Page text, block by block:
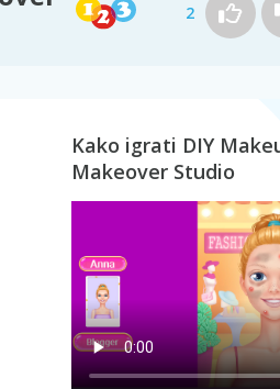
2
Kako igrati DIY
Makeover Studio